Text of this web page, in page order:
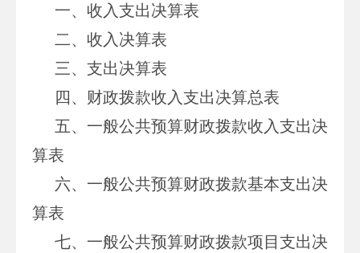
一、收入支出决算表
二、收入决算表
三、支出决算表
四、财政拨款收入支出决算总表
五、一般公共预算财政拨款收入支出决
算表
六、一般公共预算财政拨款基本支出决
算表
七、一般公共预算财政拨款项目支出决